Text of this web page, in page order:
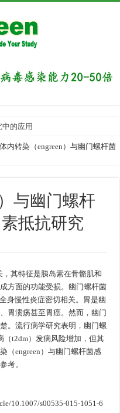
的应用
体内转染（engreen）与幽门螺杆菌
与幽门螺杆
抵抗研究
其特征是胰岛素在骨骼肌和
方面的功能受损。幽门螺杆菌
身慢性炎症密切相关。胃是幽
胃溃疡甚至胃癌。然而，幽门
。流行病学研究表明，幽门螺
（t2dm）发病风险增加，但其
（engreen）与幽门螺杆菌感
考。
10.1007/s00535-015-1051-6